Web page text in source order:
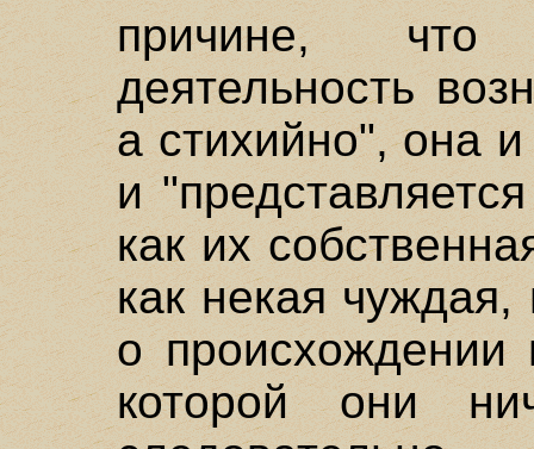
причине, что
деятельность
а стихийно", она
и
как их
как некая
о происхождении
которой они